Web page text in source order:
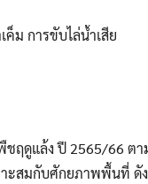
ม การขับไล่น้ำเสีย
ชฤดูแล้ง ปี 2565/66
ะสมกับศักยภาพพื้นที่ ดั